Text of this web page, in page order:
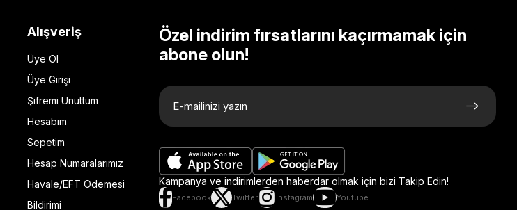
Alışveriş
Üye Ol
Üye Girişi
Şifremi Unuttum
Hesabım
Sepetim
Hesap Numaralarımız
Havale/EFT Ödemesi
Bildirimi
Özel indirim fırsatlarını kaçırmamak için
abone olun!
Kampanya ve indirimlerden haberdar olmak için bizi Takip Edin!
Facebook Twitter Instagram Youtube